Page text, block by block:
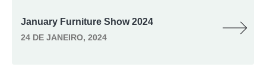
January Furniture Show 2024
24 DE JANEIRO, 2024